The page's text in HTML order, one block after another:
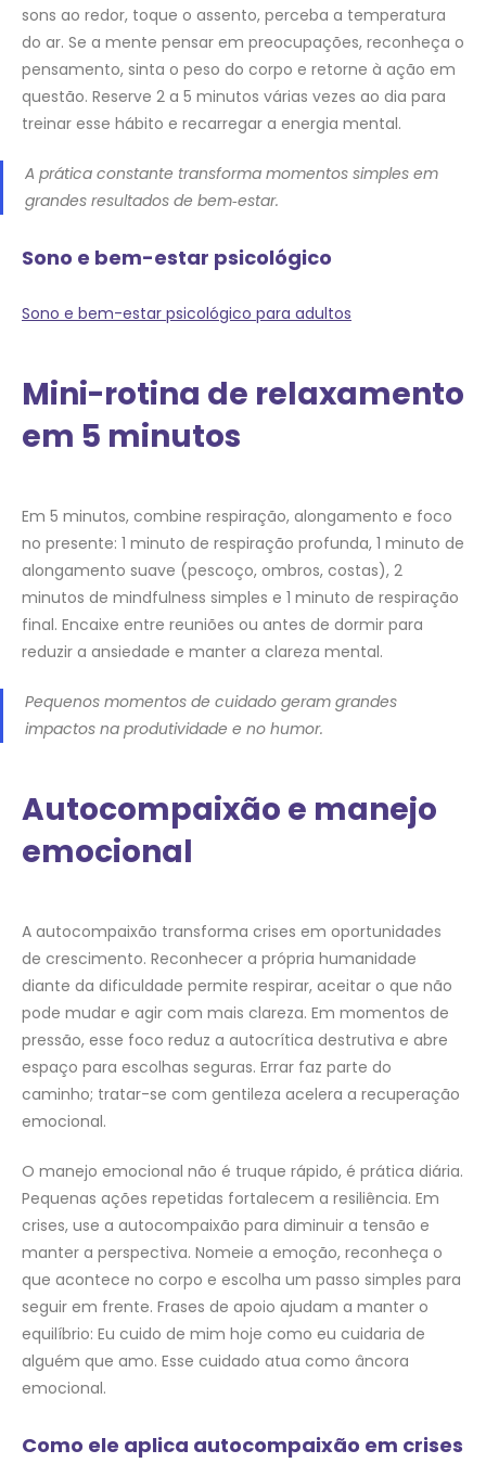
sons ao redor, toque o assento, perceba a temperatura
do ar. Se a mente pensar em preocupações, reconheça o
pensamento, sinta o peso do corpo e retorne à ação em
questão. Reserve 2 a 5 minutos várias vezes ao dia para
treinar esse hábito e recarregar a energia mental.
A prática constante transforma momentos simples em
grandes resultados de bem‑estar.
Sono e bem-estar psicológico
Sono e bem-estar psicológico para adultos
Mini-rotina de relaxamento
em 5 minutos
Em 5 minutos, combine respiração, alongamento e foco
no presente: 1 minuto de respiração profunda, 1 minuto de
alongamento suave (pescoço, ombros, costas), 2
minutos de mindfulness simples e 1 minuto de respiração
final. Encaixe entre reuniões ou antes de dormir para
reduzir a ansiedade e manter a clareza mental.
Pequenos momentos de cuidado geram grandes
impactos na produtividade e no humor.
Autocompaixão e manejo
emocional
A autocompaixão transforma crises em oportunidades
de crescimento. Reconhecer a própria humanidade
diante da dificuldade permite respirar, aceitar o que não
pode mudar e agir com mais clareza. Em momentos de
pressão, esse foco reduz a autocrítica destrutiva e abre
espaço para escolhas seguras. Errar faz parte do
caminho; tratar-se com gentileza acelera a recuperação
emocional.
O manejo emocional não é truque rápido, é prática diária.
Pequenas ações repetidas fortalecem a resiliência. Em
crises, use a autocompaixão para diminuir a tensão e
manter a perspectiva. Nomeie a emoção, reconheça o
que acontece no corpo e escolha um passo simples para
seguir em frente. Frases de apoio ajudam a manter o
equilíbrio: Eu cuido de mim hoje como eu cuidaria de
alguém que amo. Esse cuidado atua como âncora
emocional.
Como ele aplica autocompaixão em crises